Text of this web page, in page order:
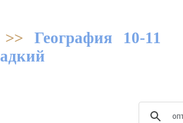
>> География 10-11